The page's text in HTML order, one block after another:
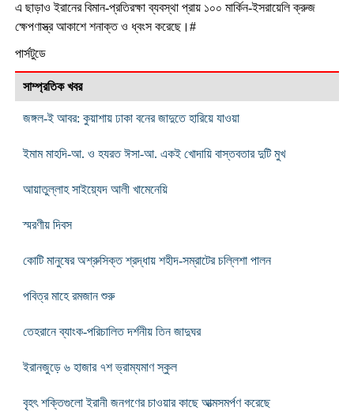
এ ছাড়াও ইরানের বিমান-প্রতিরক্ষা ব্যবস্থা প্রায় ১০০ মার্কিন-ইসরায়েলি ক্রুজ
ক্ষেপণাস্ত্র আকাশে শনাক্ত ও ধ্বংস করেছে।#
পার্সটুডে
সাম্প্রতিক খবর
জঙ্গল-ই আবর: কুয়াশায় ঢাকা বনের জাদুতে হারিয়ে যাওয়া
ইমাম মাহদি-আ. ও হযরত ঈসা-আ. একই খোদায়ি বাস্তবতার দুটি মুখ
আয়াতুল্লাহ সাইয়্যেদ আলী খামেনেয়ি
স্মরণীয় দিবস
কোটি মানুষের অশ্রুসিক্ত শ্রদ্ধায় শহীদ-সম্রাটের চল্লিশা পালন
পবিত্র মাহে রমজান শুরু
তেহরানে ব্যাংক-পরিচালিত দর্শনীয় তিন জাদুঘর
ইরানজুড়ে ৬ হাজার ৭শ ভ্রাম্যমাণ স্কুল
বৃহৎ শক্তিগুলো ইরানী জনগণের চাওয়ার কাছে আত্মসমর্পণ করেছে